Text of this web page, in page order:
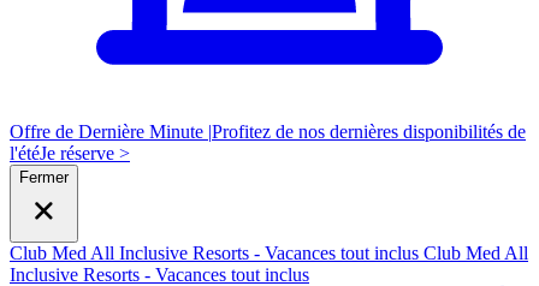
Offre de Dernière Minute |Profitez de nos dernières disponibilités de
l'étéJe réserve >
Fermer
Club Med All Inclusive Resorts - Vacances tout inclus Club Med All
Inclusive Resorts - Vacances tout inclus